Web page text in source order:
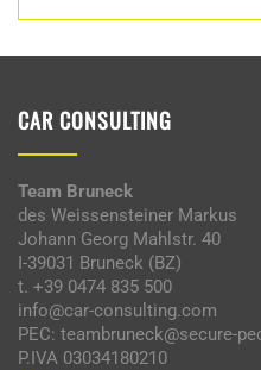
CAR CONSULTING
Team Bruneck
des Weissensteiner Markus
Johann Georg Mahlstr. 40
I-39031 Bruneck (BZ)
t. +39 0474 835 500
info@car-consulting.com
PEC: teambruneck@secure-
P.IVA 03034180210